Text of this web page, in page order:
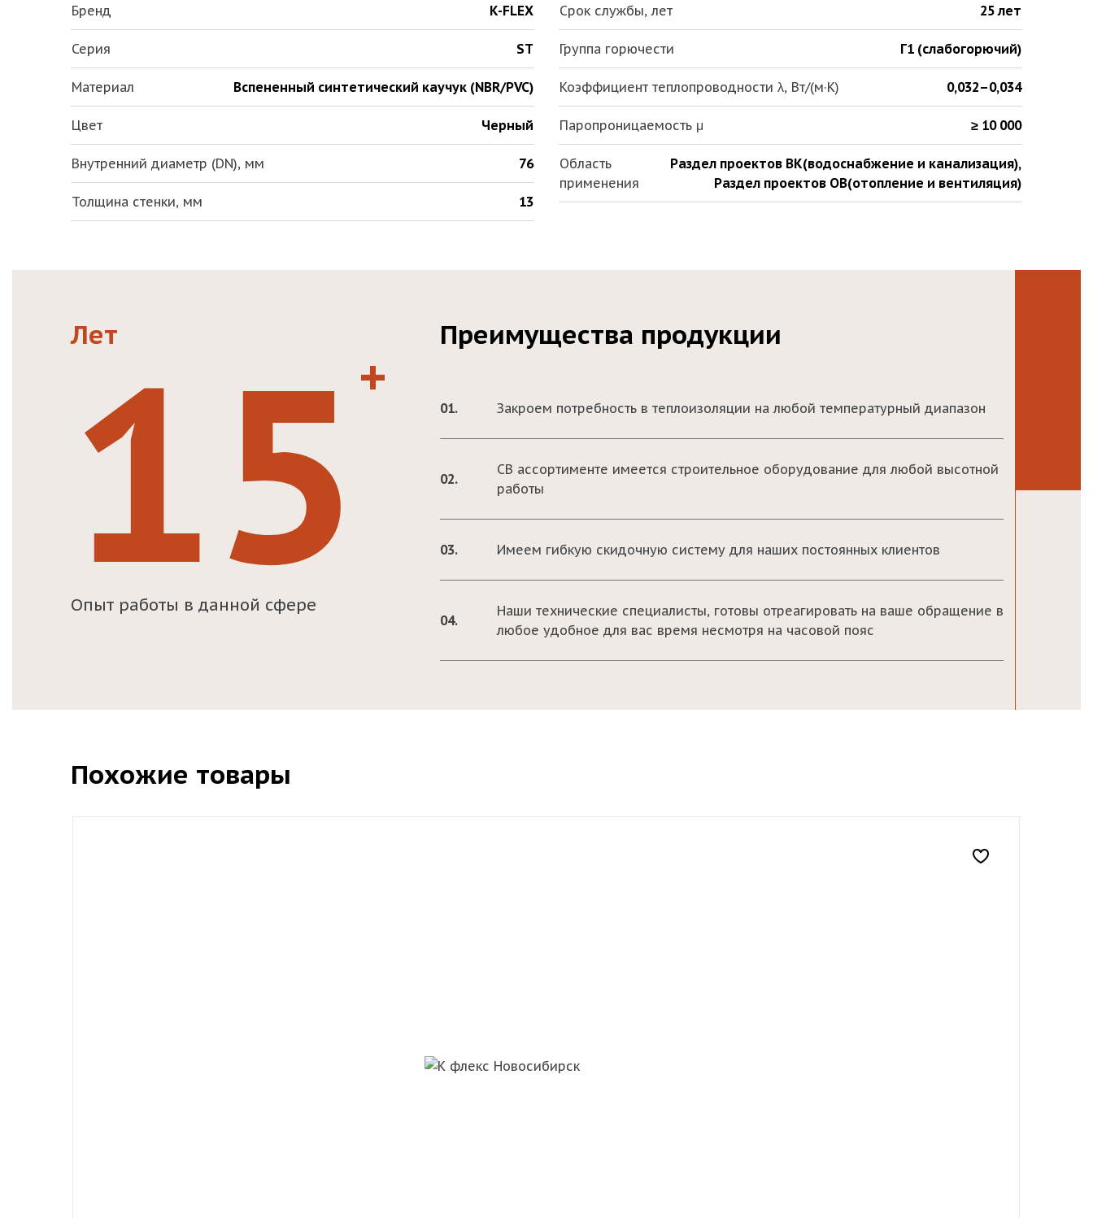
Бренд K-FLEX
Серия ST
Материал Вспененный синтетический каучук (NBR/PVC)
Цвет Черный
Внутренний диаметр (DN), мм 76
Толщина стенки, мм 13
Срок службы, лет 25 лет
Группа горючести Г1 (слабогорючий)
Коэффициент теплопроводности λ, Вт/(м·К) 0,032–0,034
Паропроницаемость μ ≥ 10 000
Область
применения
Раздел проектов ВК(водоснабжение и канализация),
Раздел проектов ОВ(отопление и вентиляция)
Лет
15 +
Опыт работы в данной сфере
Преимущества продукции
01. Закроем потребность в теплоизоляции на любой температурный диапазон
02.
СВ ассортименте имеется строительное оборудование для любой высотной
работы
03. Имеем гибкую скидочную систему для наших постоянных клиентов
04.
Наши технические специалисты, готовы отреагировать на ваше обращение в
любое удобное для вас время несмотря на часовой пояс
Похожие товары